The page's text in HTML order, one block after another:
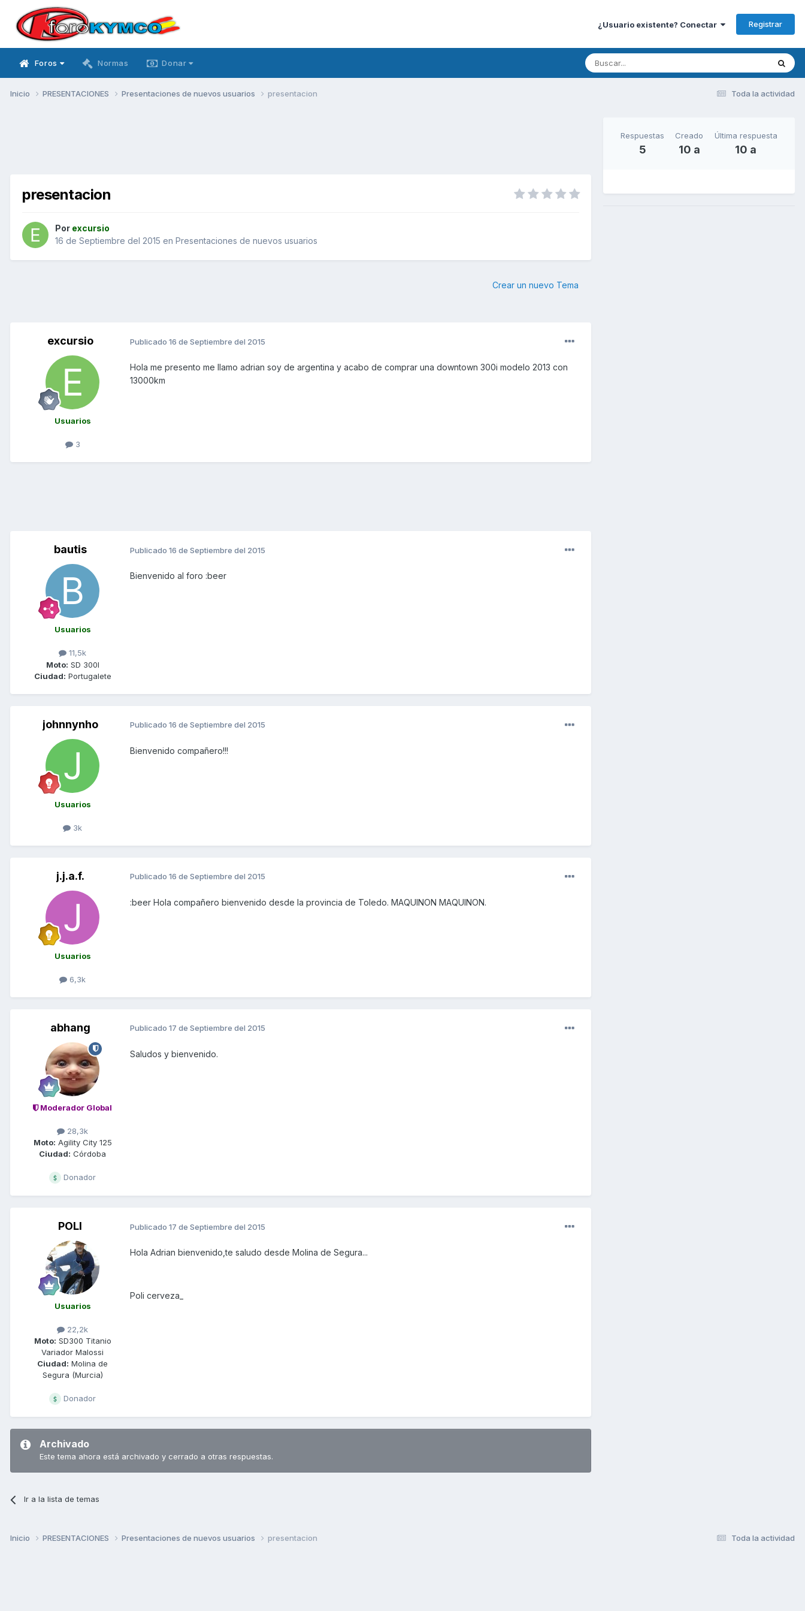
¿Usuario existente? Conectar Registrar
Foros Normas Donar
Toda la actividad
Inicio PRESENTACIONES Presentaciones de nuevos usuarios presentacion
presentacion
Por excursio
16 de Septiembre del 2015 en Presentaciones de nuevos usuarios
Crear un nuevo Tema
excursio
Usuarios
3
Publicado 16 de Septiembre del 2015
Hola me presento me llamo adrian soy de argentina y acabo de comprar una downtown 300i modelo 2013 con
13000km
bautis
Usuarios
11,5k
Moto: SD 300I
Ciudad: Portugalete
Publicado 16 de Septiembre del 2015
Bienvenido al foro :beer
johnnynho
Usuarios
3k
Publicado 16 de Septiembre del 2015
Bienvenido compañero!!!
j.j.a.f.
Usuarios
6,3k
Publicado 16 de Septiembre del 2015
:beer Hola compañero bienvenido desde la provincia de Toledo. MAQUINON MAQUINON.
abhang
Moderador Global
28,3k
Moto: Agility City 125
Ciudad: Córdoba
Donador
Publicado 17 de Septiembre del 2015
Saludos y bienvenido.
POLI
Usuarios
22,2k
Moto: SD300 Titanio
Variador Malossi
Ciudad: Molina de
Segura (Murcia)
Donador
Publicado 17 de Septiembre del 2015
Hola Adrian bienvenido,te saludo desde Molina de Segura...
Poli cerveza_
Archivado
Este tema ahora está archivado y cerrado a otras respuestas.
Ir a la lista de temas
Respuestas
5
Creado
10 a
Última respuesta
10 a
Toda la actividad
Inicio PRESENTACIONES Presentaciones de nuevos usuarios presentacion